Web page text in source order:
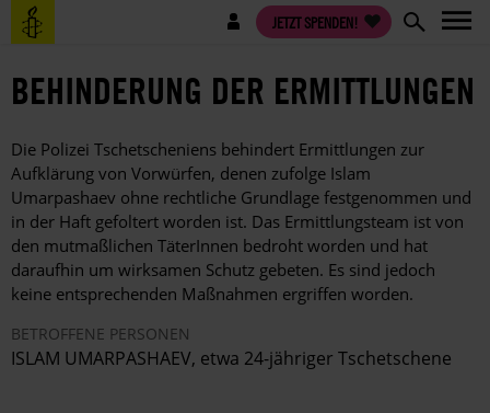
Direkt
zum
Benutzermenü JETZT SPENDEN!
BEHINDERUNG DER ERMITTLUNGEN
Die Polizei Tschetscheniens behindert Ermittlungen zur
Aufklärung von Vorwürfen, denen zufolge Islam
Umarpashaev ohne rechtliche Grundlage festgenommen und
in der Haft gefoltert worden ist. Das Ermittlungsteam ist von
den mutmaßlichen TäterInnen bedroht worden und hat
daraufhin um wirksamen Schutz gebeten. Es sind jedoch
keine entsprechenden Maßnahmen ergriffen worden.
BETROFFENE PERSONEN
ISLAM UMARPASHAEV, etwa 24-jähriger Tschetschene